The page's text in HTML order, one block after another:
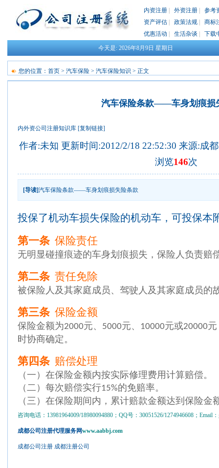
内资注册 外资注册
参考
资产评估
政策法规
商标
优惠活动
生活杂谈 下载
今天是: 2026年8月9日 星期日
您的位置： 首页 > 汽车保险 > 汽车保险知识 > 正文
汽车保险条款——车身划痕损
内外资公司注册知识库 [复制链接]
作者:未知 更新时间:2012/2/18 22:52:30 来源:成
浏览146次
[导读]汽车保险条款——车身划痕损失险条款
投保了机动车损失保险的机动车，可投保本
第一条 保险责任
无明显碰撞痕迹的车身划痕损失，保险人负责赔
第二条 责任免除
被保险人及其家庭成员、驾驶人及其家庭成员的
第三条 保险金额
保险金额为2000元、 5000元、 10000元或20000
时协商确定。
第四条 赔偿处理
（一）在保险金额内按实际修理费用计算赔偿。
（二）每次赔偿实行15%的免赔率。
（三）在保险期间内，累计赔款金额达到保险
咨询电话：13981964009/18980094880；QQ号：30051526/1274946608；Email
成都公司注册代理服务网www.aabbj.com
成都公司注册 成都注册公司